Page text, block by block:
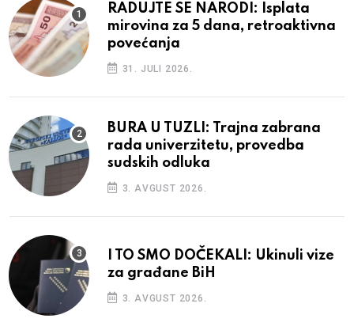
RADUJTE SE NARODI: Isplata
mirovina za 5 dana, retroaktivna
povećanja
31. JULI 2026.
BURA U TUZLI: Trajna zabrana
rada univerzitetu, provedba
sudskih odluka
3. AVGUST 2026.
I TO SMO DOČEKALI: Ukinuli vize
za građane BiH
3. AVGUST 2026.